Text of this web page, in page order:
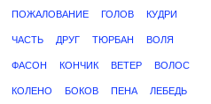
ПОЖАЛОВАНИЕ ГОЛОВ КУДРИ
ЧАСТЬ ДРУГ ТЮРБАН ВОЛЯ
ФАСОН КОНЧИК ВЕТЕР ВОЛОС
КОЛЕНО БОКОВ ПЕНА ЛЕБЕДЬ